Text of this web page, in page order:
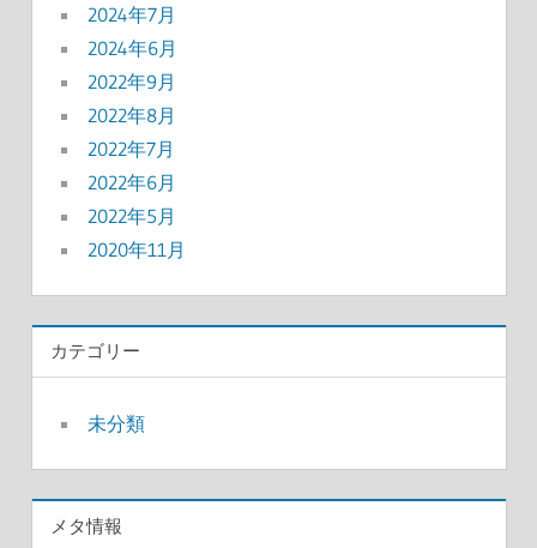
2024年7月
2024年6月
2022年9月
2022年8月
2022年7月
2022年6月
2022年5月
2020年11月
カテゴリー
未分類
メタ情報